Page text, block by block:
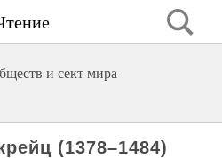
и сект мира
(1378–1484)